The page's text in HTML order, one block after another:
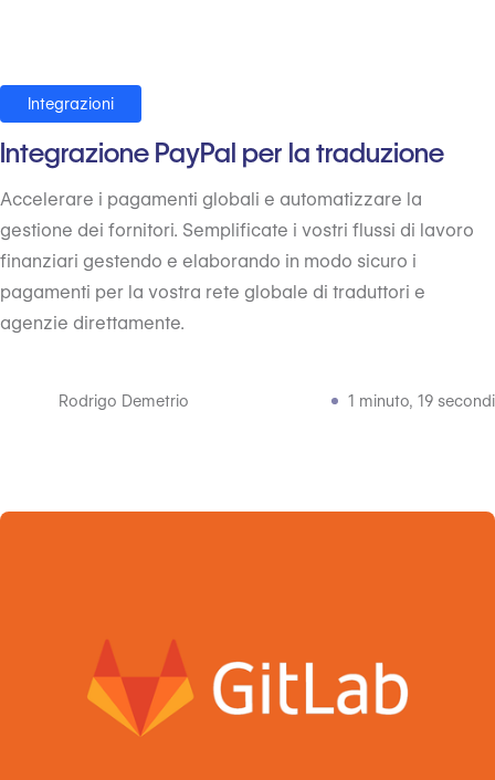
Integrazioni
Integrazione PayPal per la traduzione
Accelerare i pagamenti globali e automatizzare la
gestione dei fornitori. Semplificate i vostri flussi di lavoro
finanziari gestendo e elaborando in modo sicuro i
pagamenti per la vostra rete globale di traduttori e
agenzie direttamente.
Rodrigo Demetrio 1 minuto, 19 secondi